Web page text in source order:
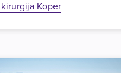
u Estetsku kirurgiju Royal
Koper